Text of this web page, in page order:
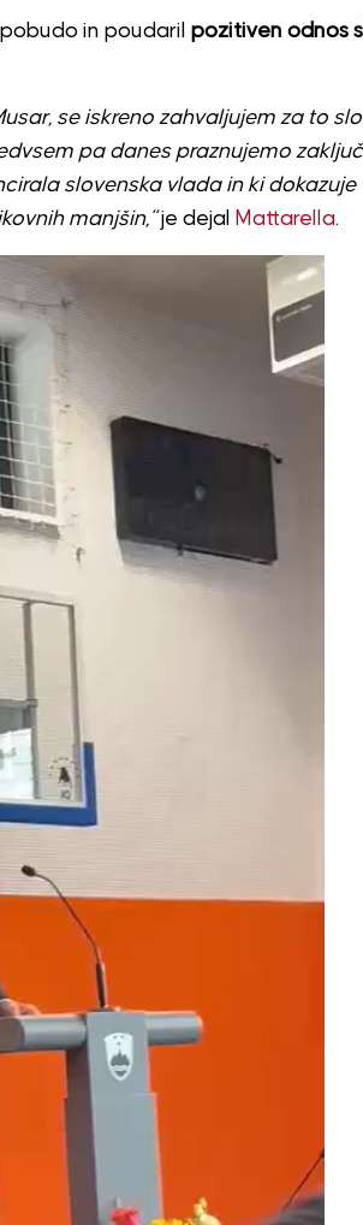
in poudaril pozitiven odnos
se iskreno zahvaljujem za to
pa danes praznujemo
slovenska vlada in ki dokazuje
manjšin,”je dejal Mattarella.